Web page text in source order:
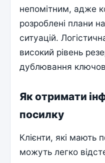
непомітним, адже
розроблені плани
ситуацій.
високий рівень
дублювання
Як отримати
посилку
Клієнти, які мають
можуть легко